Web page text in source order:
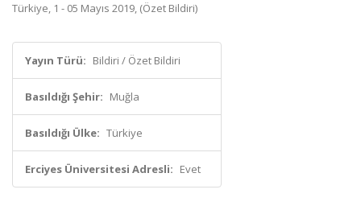
Türkiye, 1 - 05 Mayıs 2019, (Özet Bildiri)
Yayın Türü: Bildiri / Özet Bildiri
Basıldığı Şehir: Muğla
Basıldığı Ülke: Türkiye
Erciyes Üniversitesi Adresli: Evet